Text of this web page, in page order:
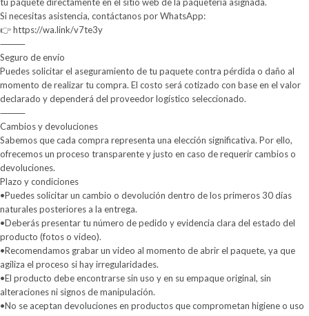
Si necesitas asistencia, contáctanos por WhatsApp:
👉 https://wa.link/v7te3y
⸻
Seguro de envío
Puedes solicitar el aseguramiento de tu paquete contra pérdida o daño al
momento de realizar tu compra. El costo será cotizado con base en el valor
declarado y dependerá del proveedor logístico seleccionado.
⸻
Cambios y devoluciones
Sabemos que cada compra representa una elección significativa. Por ello,
ofrecemos un proceso transparente y justo en caso de requerir cambios o
devoluciones.
Plazo y condiciones
•Puedes solicitar un cambio o devolución dentro de los primeros 30 días
naturales posteriores a la entrega.
•Deberás presentar tu número de pedido y evidencia clara del estado del
producto (fotos o video).
•Recomendamos grabar un video al momento de abrir el paquete, ya que
agiliza el proceso si hay irregularidades.
•El producto debe encontrarse sin uso y en su empaque original, sin
alteraciones ni signos de manipulación.
•No se aceptan devoluciones en productos que comprometan higiene o uso